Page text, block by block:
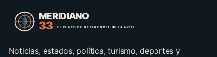
Noticias, estados, política, turismo, deportes y